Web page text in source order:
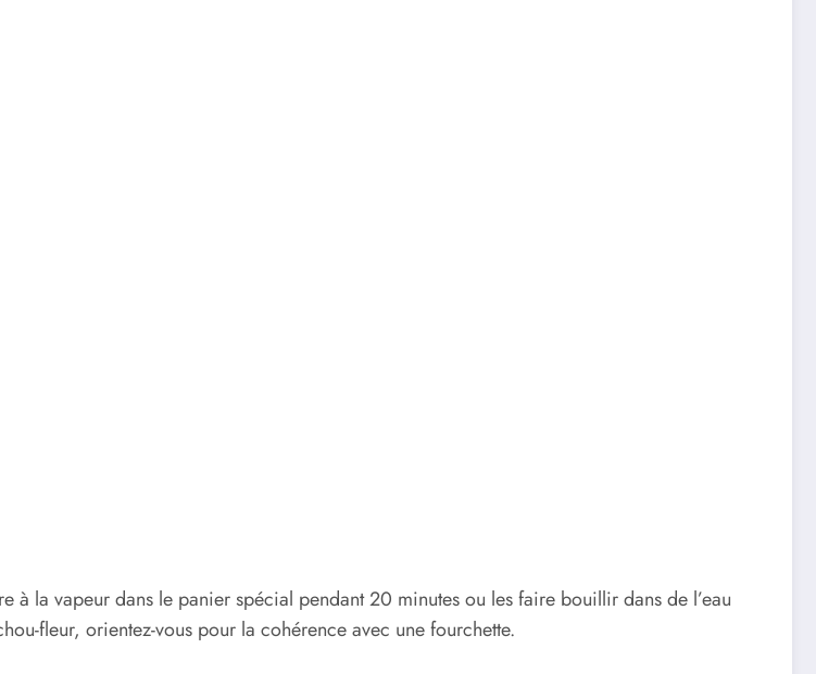
à la vapeur dans le panier spécial pendant 20 minutes ou les faire bouillir dans de l’eau
fleur, orientez-vous pour la cohérence avec une fourchette.